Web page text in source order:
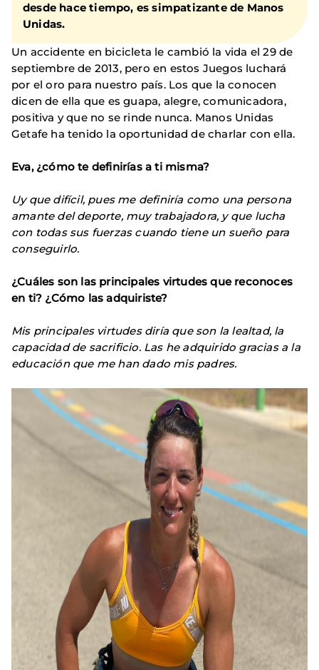
desde hace tiempo, essimpatizante de Manos
Unidas.
Un accidente en bicicleta le cambió la vida el 29 de
septiembre de 2013, pero en estos Juegos luchará
por el oro para nuestro país. Los que la conocen
dicen de ella que es guapa, alegre, comunicadora,
positiva y que no se rinde nunca. Manos Unidas
Getafe ha tenido la oportunidad de charlar con ella.
Eva, ¿cómo te definirías a ti misma?
Uy que difícil, pues me definiría como una persona
amante del deporte, muy trabajadora, y que lucha
con todas sus fuerzas cuando tiene un sueño para
conseguirlo.
¿Cuáles son las principales virtudes que reconoces
en ti? ¿Cómo las adquiriste?
Mis principales virtudes diría que son la lealtad, la
capacidad de sacrificio. Las he adquirido gracias a la
educación que me han dado mis padres.